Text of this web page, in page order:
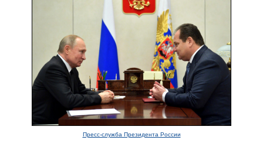
Пресс-служба Президента России